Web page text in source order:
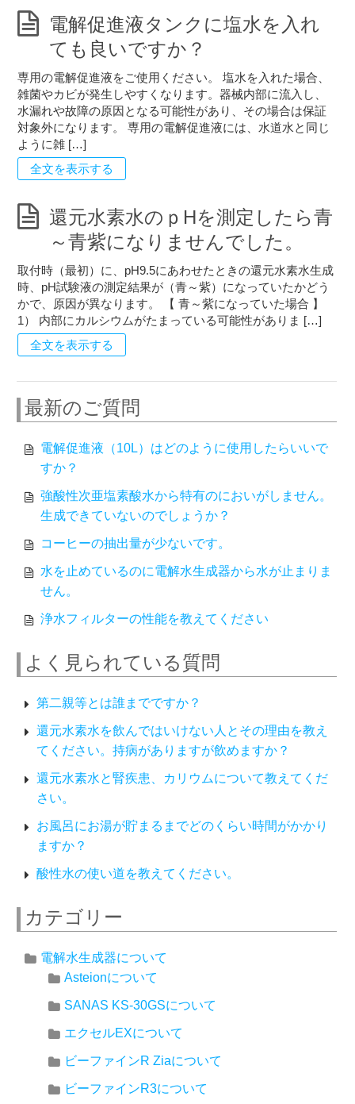
電解促進液タンクに塩水を入れ
ても良いですか？
専用の電解促進液をご使用ください。 塩水を入れた場合、
雑菌やカビが発生しやすくなります。器械内部に流入し、
水漏れや故障の原因となる可能性があり、その場合は保証
対象外になります。 専用の電解促進液には、水道水と同じ
ように雑 […]
全文を表示する
還元水素水のｐHを測定したら青
～青紫になりませんでした。
取付時（最初）に、pH9.5にあわせたときの還元水素水生成
時、pH試験液の測定結果が（青～紫）になっていたかどう
かで、原因が異なります。 【 青～紫になっていた場合 】
1） 内部にカルシウムがたまっている可能性がありま […]
全文を表示する
最新のご質問
電解促進液（10L）はどのように使用したらいいで
すか？
強酸性次亜塩素酸水から特有のにおいがしません。
生成できていないのでしょうか？
コーヒーの抽出量が少ないです。
水を止めているのに電解水生成器から水が止まりま
せん。
浄水フィルターの性能を教えてください
よく見られている質問
第二親等とは誰までですか？
還元水素水を飲んではいけない人とその理由を教え
てください。持病がありますが飲めますか？
還元水素水と腎疾患、カリウムについて教えてくだ
さい。
お風呂にお湯が貯まるまでどのくらい時間がかかり
ますか？
酸性水の使い道を教えてください。
カテゴリー
電解水生成器について
Asteionについて
SANAS KS-30GSについて
エクセルEXについて
ビーファインR Ziaについて
ビーファインR3について